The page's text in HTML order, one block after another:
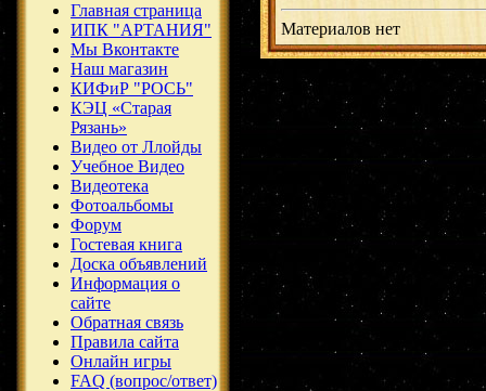
Главная страница
ИПК "АРТАНИЯ"
Мы Вконтакте
Наш магазин
КИФиР "РОСЬ"
КЭЦ «Старая
Рязань»
Видео от Ллойды
Учебное Видео
Видеотека
Фотоальбомы
Форум
Гостевая книга
Доска объявлений
Информация о
сайте
Обратная связь
Правила сайта
Онлайн игры
FAQ (вопрос/ответ)
Материалов нет